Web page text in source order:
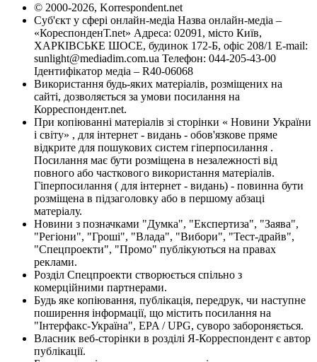
© 2000-2026, Korrespondent.net
Суб'єкт у сфері онлайн-медіа Назва онлайн-медіа –
«КореспонденТ.net» Адреса: 02091, місто Київ,
ХАРКІВСЬКЕ ШОСЕ, будинок 172-Б, офіс 208/1 E-mail:
sunlight@mediadim.com.ua Телефон: 044-205-43-00
Ідентифікатор медіа – R40-06068
Використання будь-яких матеріалів, розміщених на
сайті, дозволяється за умови посилання на
Корреспондент.net.
При копіюванні матеріалів зі сторінки « Новини України
і світу» , для інтернет - видань - обов'язкове пряме
відкрите для пошукових систем гіперпосилання .
Посилання має бути розміщена в незалежності від
повного або часткового використання матеріалів.
Гіперпосилання ( для інтернет - видань) - повинна бути
розміщена в підзаголовку або в першому абзаці
матеріалу.
Новини з позначками "Думка", "Експертиза", "Заява",
"Регіони", "Гроші", "Влада", "Вибори", "Тест-драйв",
"Спецпроекти", "Промо" публікуються на правах
реклами.
Розділ Спецпроекти створюється спільно з
комерційними партнерами.
Будь яке копіювання, публікація, передрук, чи наступне
поширення інформації, що містить посилання на
"Інтерфакс-Україна", EPA / UPG, суворо забороняється.
Власник веб-сторінки в розділі Я-Корреспондент є автор
публікації.